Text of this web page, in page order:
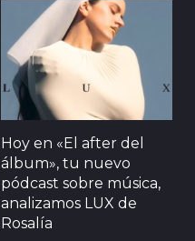
Hoy en «El after del
álbum», tu nuevo
pódcast sobre música,
analizamos LUX de
Rosalía